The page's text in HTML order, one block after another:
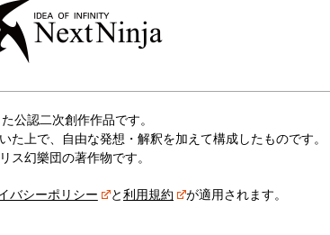
公認二次創作作品です。
上で、自由な発想・解釈を加えて構成したものです。
ス幻樂団の著作物です。
バシーポリシー と利用規約 が適用されます。